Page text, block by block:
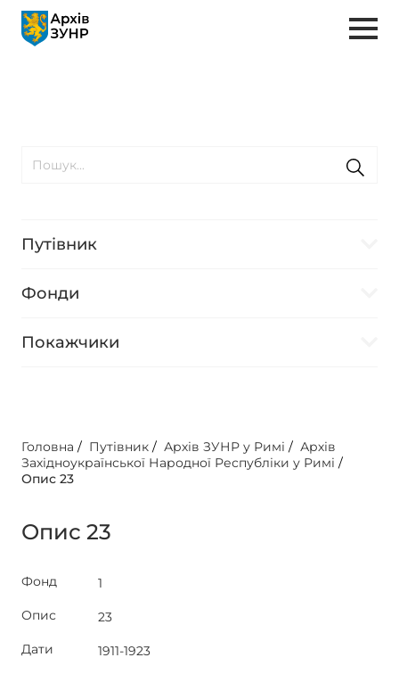
Путівник
Фонди
Покажчики
Головна / Путівник / Архів ЗУНР у Римі / Архів
Західноукраїнської Народної Республіки у Римі /
Опис 23
Опис 23
Фонд
1
Опис
23
Дати
1911-1923